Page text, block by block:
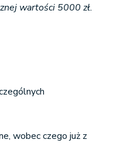
wartości 5000 zł.
wobec czego już z